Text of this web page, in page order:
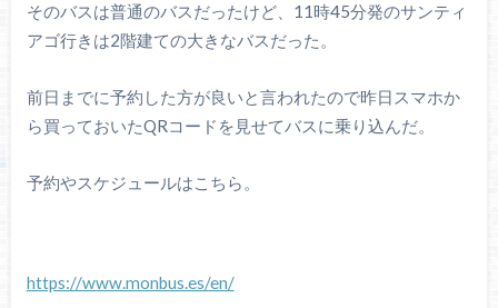
そのバスは普通のバスだったけど、11時45分発のサンティ
アゴ行きは2階建ての大きなバスだった。
前日までに予約した方が良いと言われたので昨日スマホか
ら買っておいたQRコードを見せてバスに乗り込んだ。
予約やスケジュールはこちら。
https://www.monbus.es/en/